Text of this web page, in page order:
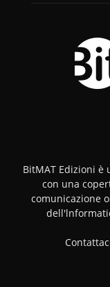
BitMAT Edizioni è
con una
comunicazione